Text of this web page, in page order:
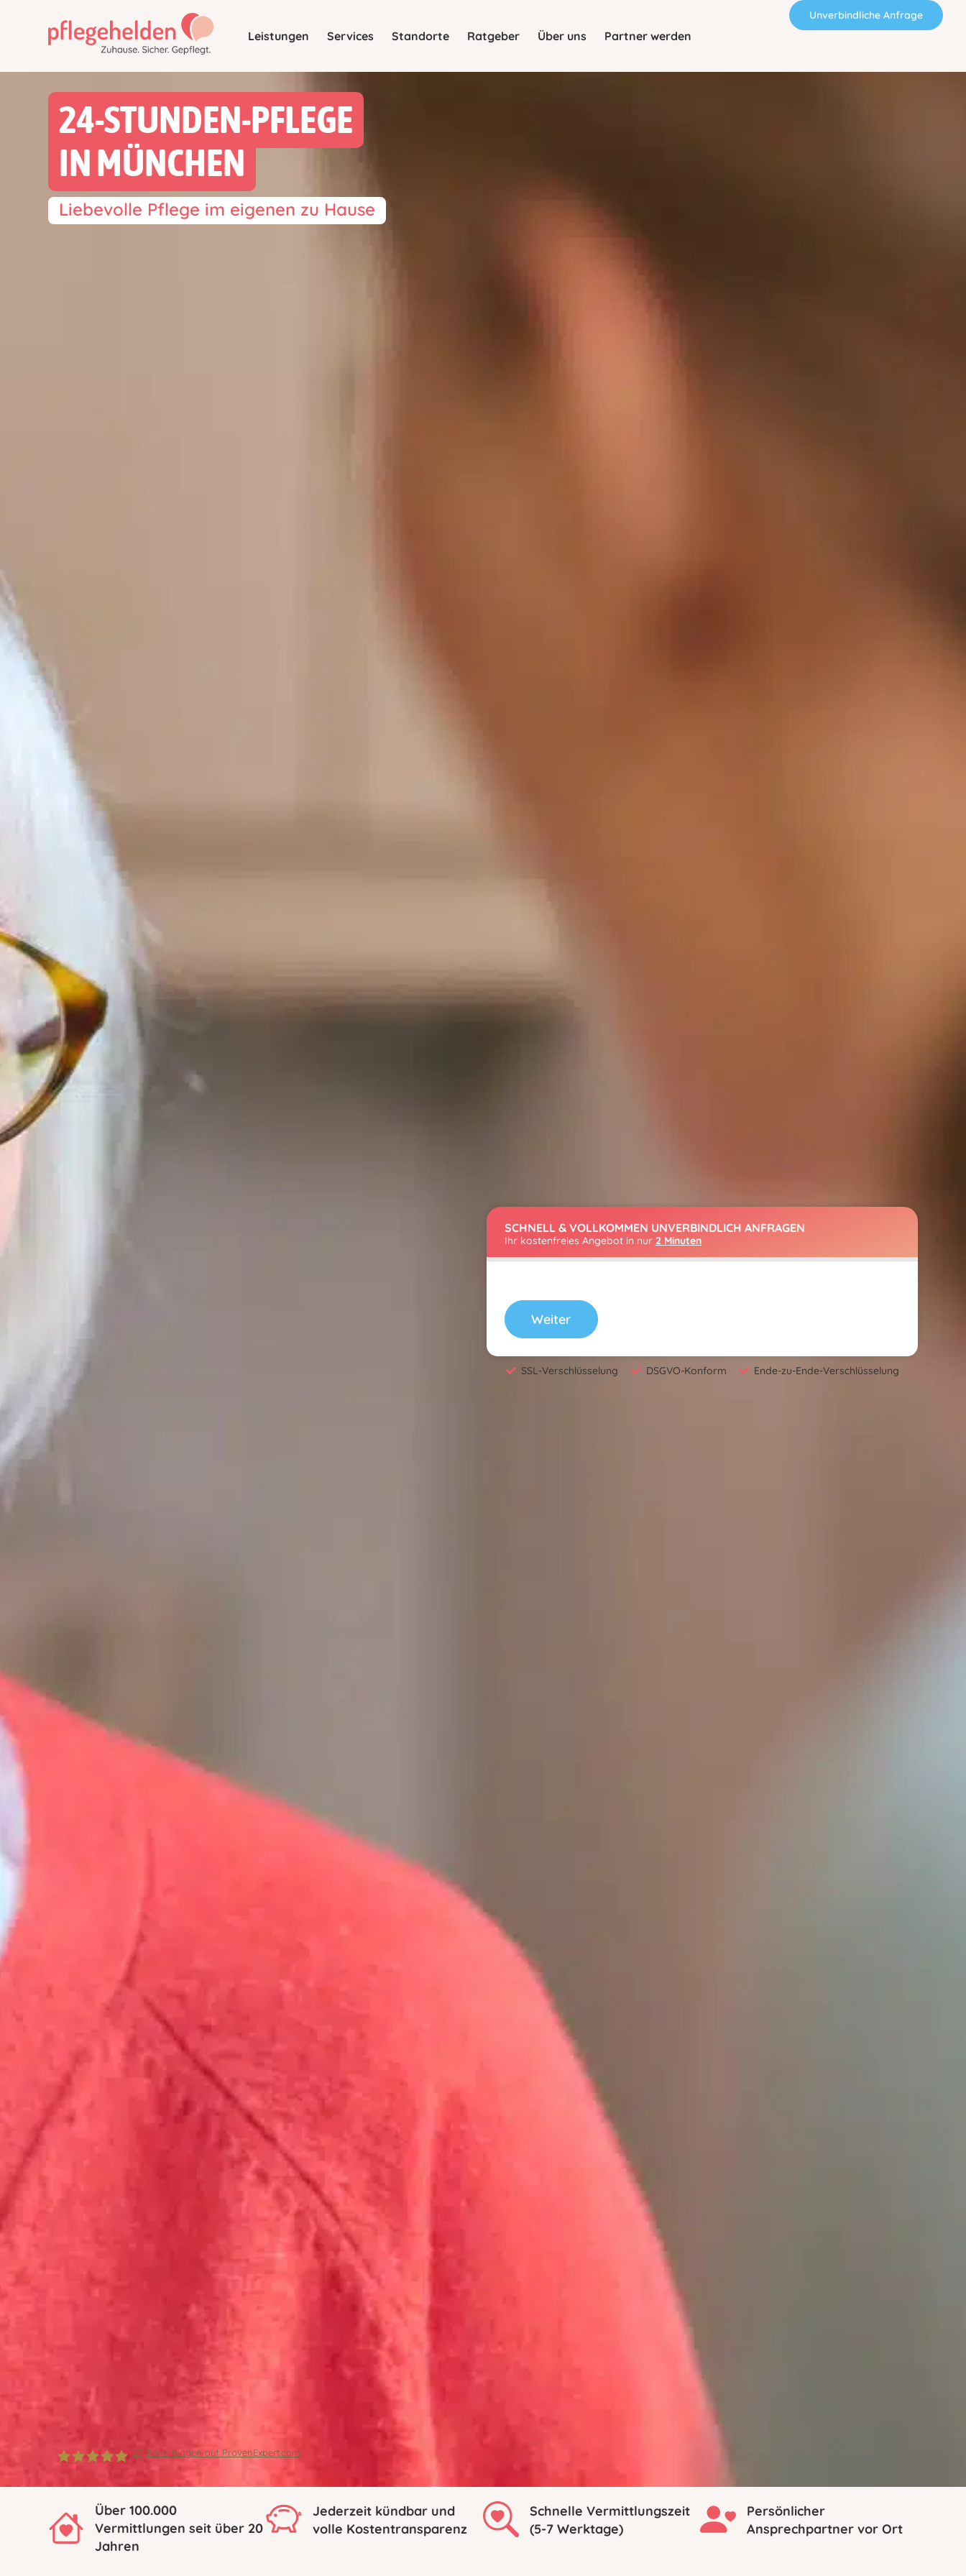
Leistungen Services Standorte Ratgeber Über uns Partner werden
Unverbindliche Anfrage
24-STUNDEN-PFLEGE
IN MÜNCHEN
Liebevolle Pflege im eigenen zu Hause
SCHNELL & VOLLKOMMEN UNVERBINDLICH ANFRAGEN
Ihr kostenfreies Angebot in nur 2 Minuten
Weiter
SSL-Verschlüsselung DSGVO-Konform Ende-zu-Ende-Verschlüsselung
|24 Stunden Pflege und
27 Bewertungen auf ProvenExpert.com
Über 100.000
Vermittlungen seit über 20
Jahren
Jederzeit kündbar und
volle Kostentransparenz
Schnelle Vermittlungszeit
(5-7 Werktage)
Persönlicher
Ansprechpartner vor Ort